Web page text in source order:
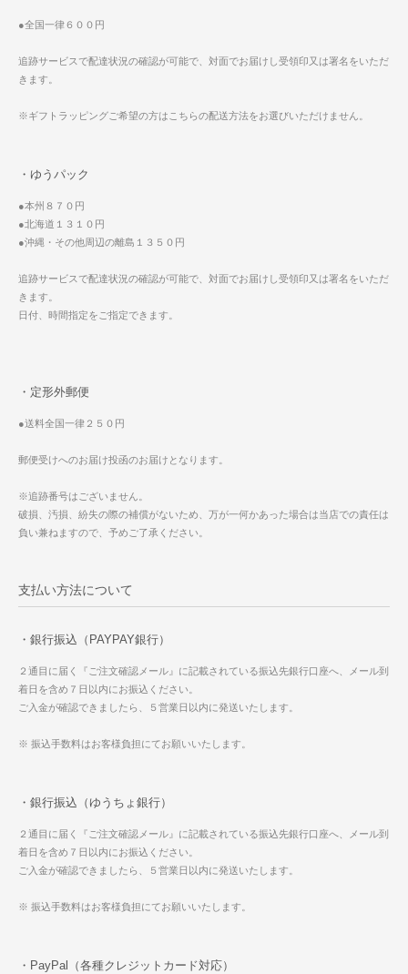
●全国一律６００円
追跡サービスで配達状況の確認が可能で、対面でお届けし受領印又は署名をいただ
きます。
※ギフトラッピングご希望の方はこちらの配送方法をお選びいただけません。
・ゆうパック
●本州８７０円
●北海道１３１０円
●沖縄・その他周辺の離島１３５０円
追跡サービスで配達状況の確認が可能で、対面でお届けし受領印又は署名をいただ
きます。
日付、時間指定をご指定できます。
・定形外郵便
●送料全国一律２５０円
郵便受けへのお届け投函のお届けとなります。
※追跡番号はございません。
破損、汚損、紛失の際の補償がないため、万が一何かあった場合は当店での責任は
負い兼ねますので、予めご了承ください。
支払い方法について
・銀行振込（PAYPAY銀行）
２通目に届く『ご注文確認メール』に記載されている振込先銀行口座へ、メール到
着日を含め７日以内にお振込ください。
ご入金が確認できましたら、５営業日以内に発送いたします。
※ 振込手数料はお客様負担にてお願いいたします。
・銀行振込（ゆうちょ銀行）
２通目に届く『ご注文確認メール』に記載されている振込先銀行口座へ、メール到
着日を含め７日以内にお振込ください。
ご入金が確認できましたら、５営業日以内に発送いたします。
※ 振込手数料はお客様負担にてお願いいたします。
・PayPal（各種クレジットカード対応）